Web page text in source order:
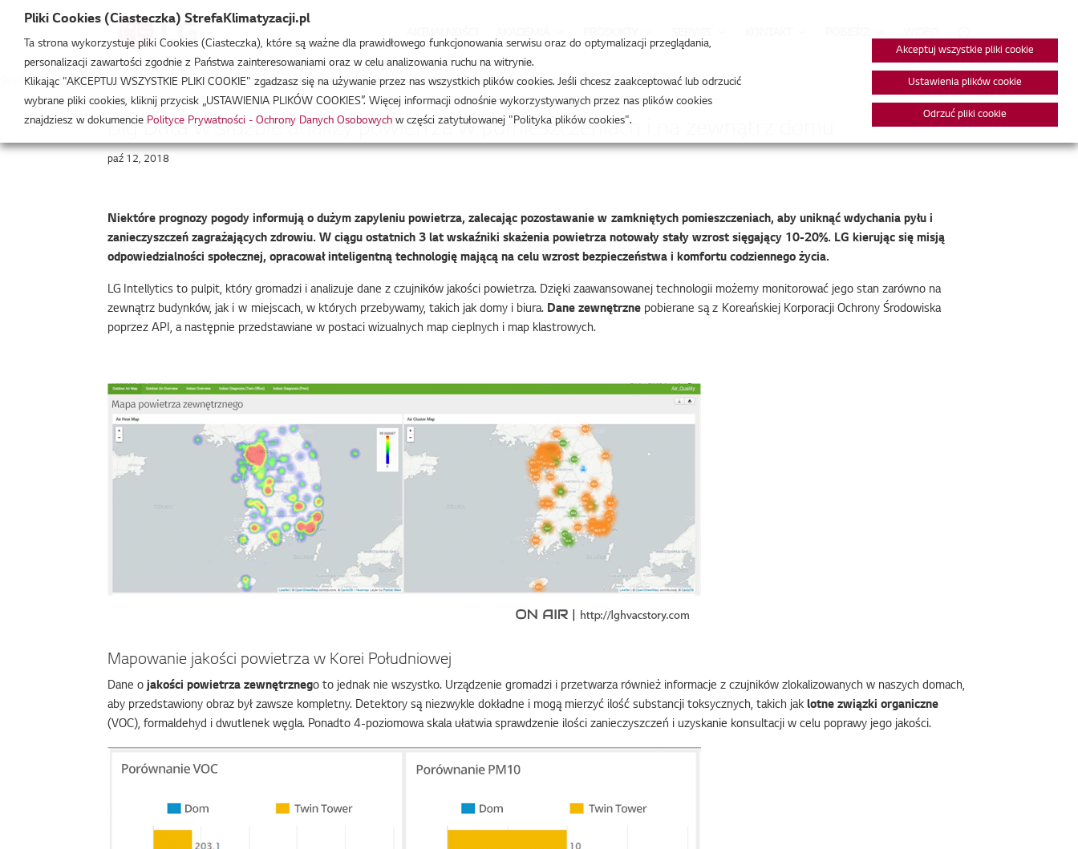
Strefa Klimatyzacji /Baza Wiedzy/ Artykuły/Big Data w służbie analizy powietrza w pomieszczeniach i na zewnątrz domu
Big Data w służbie analizy powietrza w pomieszczeniach i na zewnątrz domu
paź 12, 2018
Niektóre prognozy pogody informują o dużym zapyleniu powietrza, zalecając pozostawanie w zamkniętych pomieszczeniach, aby uniknąć wdychania pyłu i
zanieczyszczeń zagrażających zdrowiu. W ciągu ostatnich 3 lat wskaźniki skażenia powietrza notowały stały wzrost sięgający 10-20%. LG kierując się misją
odpowiedzialności społecznej, opracował inteligentną technologię mającą na celu wzrost bezpieczeństwa i komfortu codziennego życia.
LG Intellytics to pulpit, który gromadzi i analizuje dane z czujników jakości powietrza. Dzięki zaawansowanej technologii możemy monitorować jego stan zarówno na
zewnątrz budynków, jak i w miejscach, w których przebywamy, takich jak domy i biura. Dane zewnętrzne pobierane są z Koreańskiej Korporacji Ochrony Środowiska
poprzez API, a następnie przedstawiane w postaci wizualnych map cieplnych i map klastrowych.
Mapowanie jakości powietrza w Korei Południowej
Dane ojakości powietrza zewnętrznego to jednak nie wszystko. Urządzenie gromadzi i przetwarza również informacje z czujników zlokalizowanych w naszych domach,
aby przedstawiony obraz był zawsze kompletny. Detektory są niezwykle dokładne i mogą mierzyć ilość substancji toksycznych, takich jaklotne związki organiczne
(VOC), formaldehyd i dwutlenek węgla. Ponadto 4-poziomowa skala ułatwia sprawdzenie ilości zanieczyszczeń i uzyskanie konsultacji w celu poprawy jego jakości.
Pliki Cookies (Ciasteczka) StrefaKlimatyzacji.pl
Ta strona wykorzystuje pliki Cookies (Ciasteczka), które są ważne dla prawidłowego funkcjonowania serwisu oraz do optymalizacji przeglądania,
personalizacji zawartości zgodnie z Państwa zainteresowaniami oraz w celu analizowania ruchu na witrynie.
Klikając "AKCEPTUJ WSZYSTKIE PLIKI COOKIE" zgadzasz się na używanie przez nas wszystkich plików cookies. Jeśli chcesz zaakceptować lub odrzucić
wybrane pliki cookies, kliknij przycisk „USTAWIENIA PLIKÓW COOKIES”. Więcej informacji odnośnie wykorzystywanych przez nas plików cookies
znajdziesz w dokumencie Polityce Prywatności - Ochrony Danych Osobowych w części zatytułowanej "Polityka plików cookies".
Akceptuj wszystkie pliki cookie
Ustawienia plików cookie
Odrzuć pliki cookie